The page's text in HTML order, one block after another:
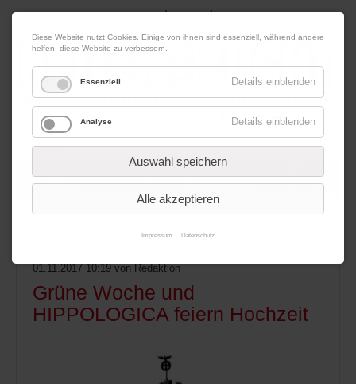
06. August 2026 Impressum|Kontakt|Datenschutz
Werbung
01.11.2017 10:19 von Redaktion
Grüne Woche und
HIPPOLOGICA feiern Hochzeit
Diese Website nutzt Cookies. Einige von ihnen sind essenziell, während andere
helfen, diese Website zu verbessern.
Essenziell Details einblenden
Analyse Details einblenden
Auswahl speichern
Alle akzeptieren
Impressum Datenschutz